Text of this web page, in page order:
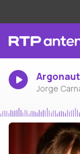
Jorge